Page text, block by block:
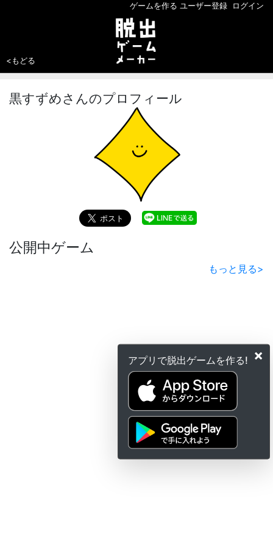
×
アプリで脱出ゲームを作る!
ゲームを作る ユーザー登録 ログイン
<もどる
黒すずめさんのプロフィール
公開中ゲーム
もっと見る>